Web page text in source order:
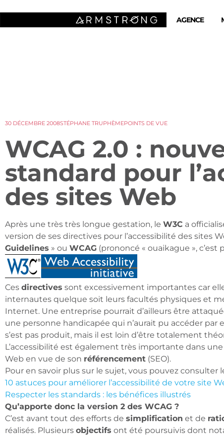
AGENCE
30 DÉCEMBRE 2008STÉPHANE TRUPHÈMEPOINTS DE VUE
WCAG 2.0 :
standard pour
des sites Web
Après une très très longue gestation, le W3C a
version de ses directives pour l’accessibilité des sites
Guidelines » ou WCAG (prononcé « ouaikague », c’est
Ces directives sont excessivement importantes car
internautes quelque soit leurs facultés physiques et
Internet. Une entreprise pourrait d’ailleurs être
une personne handicapée qui n’aurait pu accéder par
s’est pas produit, mais il est loin d’être totalement
L’accessibilité est également très importante dans
Web en vue de son référencement (SEO).
Pour en savoir plus sur le sujet, vous pouvez consulter
10 astuces pour améliorer l’accessibilité de votre site
Respecter les standards : les bénéfices illustrés
Qu’apporte donc la version 2 des WCAG ?
C’est avant tout des efforts de simplification et de
réalisés. Plusieurs objectifs ont été poursuivis dont